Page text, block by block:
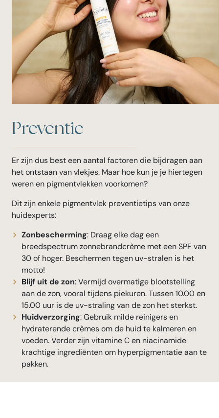
Preventie
Er zijn dus best een aantal factoren die bijdragen aan
het ontstaan van vlekjes. Maar hoe kun je je hiertegen
weren en pigmentvlekken voorkomen?
Dit zijn enkele pigmentvlek preventietips van onze
huidexperts:
Zonbescherming: Draag elke dag een
breedspectrum zonnebrandcrème met een SPF van
30 of hoger. Beschermen tegen uv-stralen is het
motto!
Blijf uit de zon: Vermijd overmatige blootstelling
aan de zon, vooral tijdens piekuren. Tussen 10.00 en
15.00 uur is de uv-straling van de zon het sterkst.
Huidverzorging: Gebruik milde reinigers en
hydraterende crèmes om de huid te kalmeren en
voeden. Verder zijn vitamine C en niacinamide
krachtige ingrediënten om hyperpigmentatie aan te
pakken.